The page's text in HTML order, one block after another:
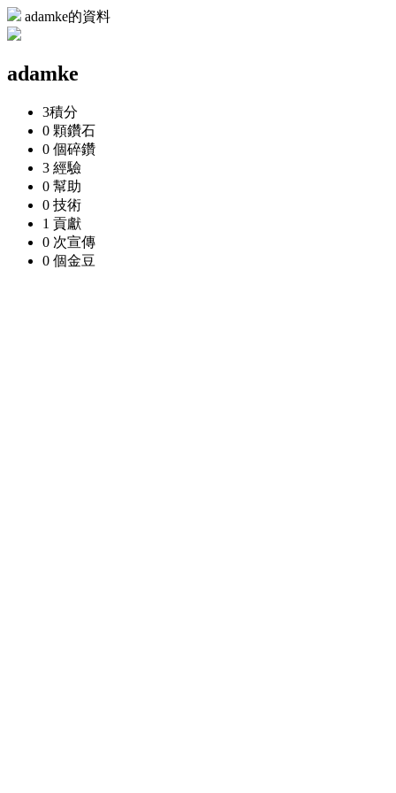
adamke的資料
adamke
3積分
0 顆鑽石
0 個碎鑽
3 經驗
0 幫助
0 技術
1 貢獻
0 次宣傳
0 個金豆